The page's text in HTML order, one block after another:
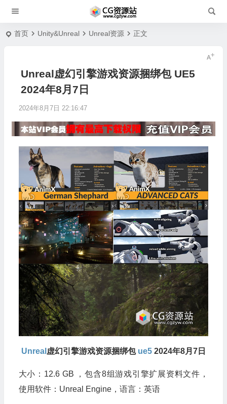
首页 Unity&Unreal Unreal资源 正文
Unreal虚幻引擎游戏资源捆绑包 UE5
2024年8月7日
2024年8月7日 22:16:47
Unreal 虚幻引擎游戏资源捆绑包 ue52024年8月7日
大小：12.6 GB ，包含8组游戏引擎扩展资料文件，
使用软件：Unreal Engine，语言：英语